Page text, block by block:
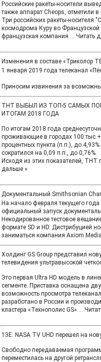
Российские ракеты-носители
также аппарат Cheops, отметили
Три российских ракеты-носителя
космодрома Куру во
французская компания ... Читать
Изменения в составе «Триколор
1 января 2019 года телеканал
Приносим извинения за
ТНТ ВЫБЫЛ ИЗ ТОП-5 САМЫХ
ИТОГАМ 2018 ГОДА
По итогам 2018 года
проживающие в городах 100
процентных пункта (п.п.), до
сократился на 0,09 п.п., до 0,76%.
Исходя из этих показателей, ТНТ
дальше »
Документальный Smithsonian
На начало февраля текущего
официальный запуск
Некодированное тестовое
формате SD и HD. Дистрибуцией
заниматься компания Axiom
Холдинг GS Group представил
телевидения ультравысокой
Это первая Ultra HD модель в
сегменте. Приставка оснащена
возможность просмотра
разработано в России и
кластера «Технополис GS» ...
13E: NASA TV UHD перешел на
Свободно передаваемая
переместилась на другой